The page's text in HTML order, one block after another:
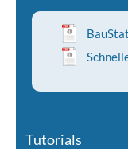
Tutorials